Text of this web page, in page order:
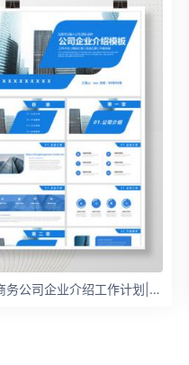
蓝色商务公司企业介绍工作计划|指标汇报|总结汇报|年度总结PPT模板